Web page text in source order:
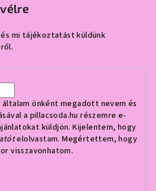
mi tájékoztatást küldünk
általam önként megadott nevem és
a pillacsoda.hu részemre e-
küldjön. Kijelentem, hogy
elolvastam. Megértettem, hogy
visszavonhatom.